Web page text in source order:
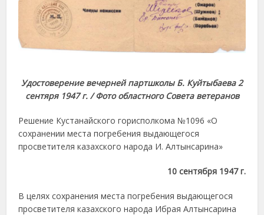
Удостоверение вечерней партшколы Б. Куйтыбаева 2
сентяря 1947 г. / Фото областного Совета ветеранов
Решение Кустанайского горисполкома №1096 «О
сохранении места погребения выдающегося
просветителя казахского народа И. Алтынсарина»
10 сентября 1947 г.
В целях сохранения места погребения выдающегося
просветителя казахского народа Ибрая Алтынсарина